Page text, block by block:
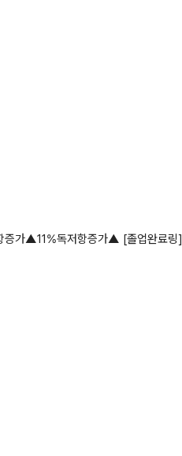
가▲11%독저항증가▲ [졸업완료링]